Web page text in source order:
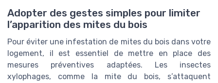
Adopter des gestes simples pour limiter
l’apparition des mites du bois
Pour éviter une infestation de mites du bois dans votre
logement, il est essentiel de mettre en place des
mesures préventives adaptées. Les insectes
xylophages, comme la mite du bois, s’attaquent